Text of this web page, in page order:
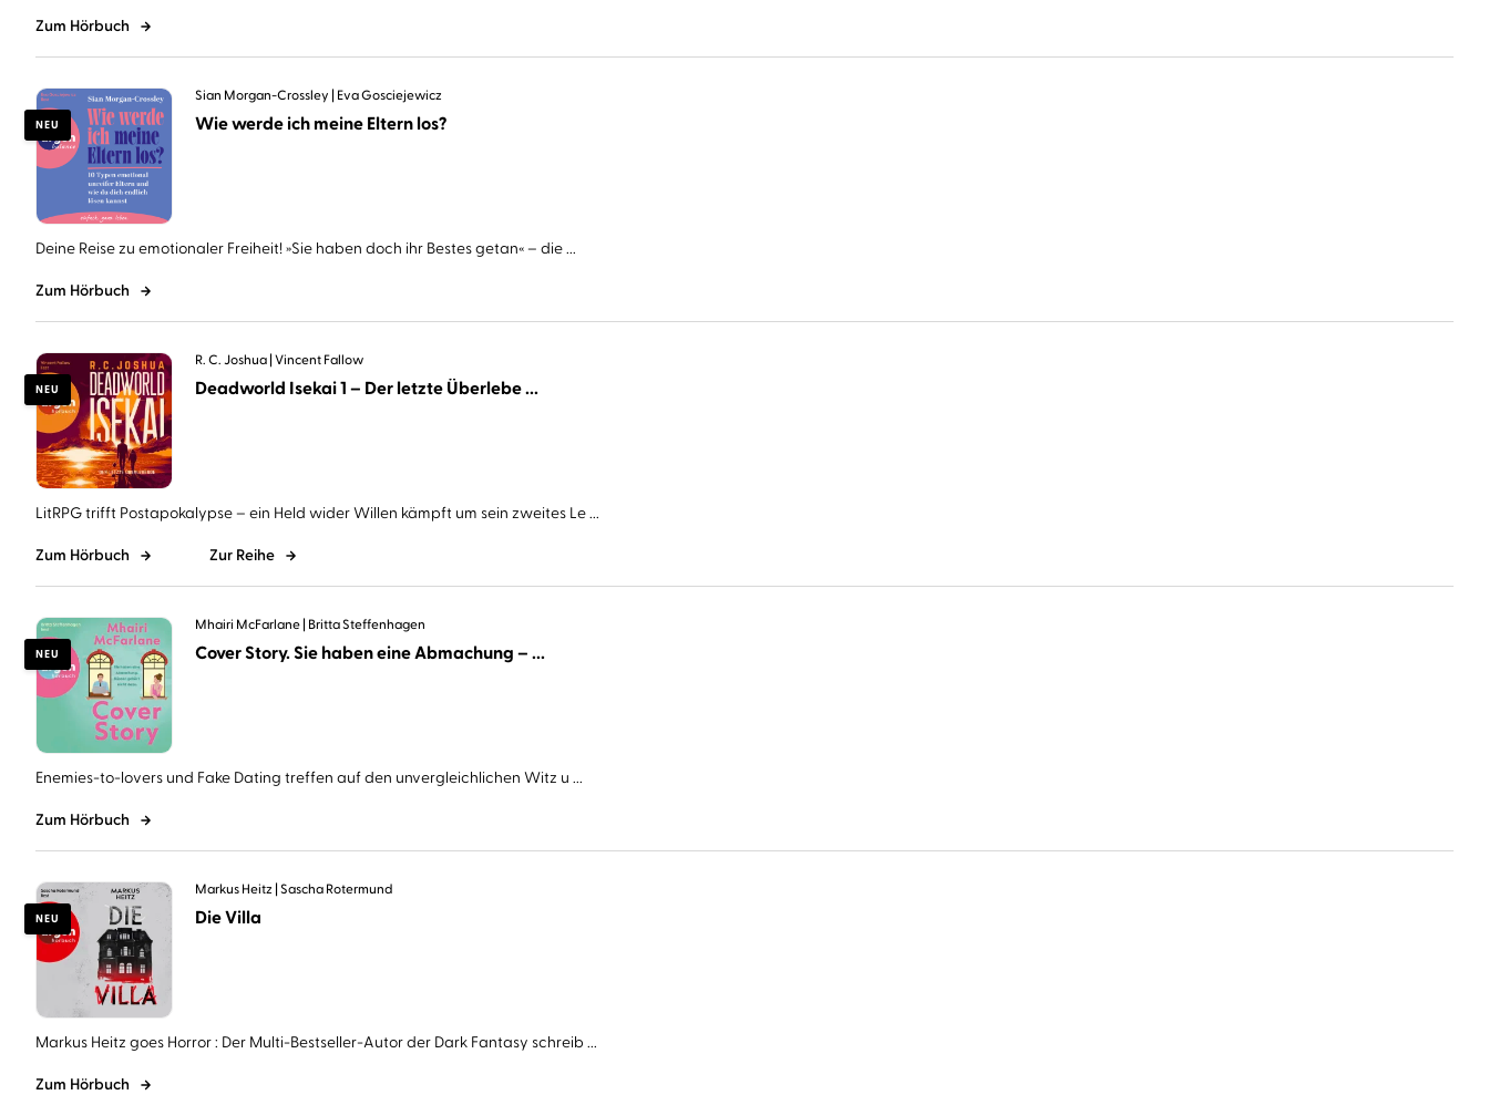
Zum Hörbuch
NEU
Sian Morgan-Crossley Eva Gosciejewicz
Wie werde ich meine Eltern los?
Deine Reise zu emotionaler Freiheit! »Sie haben doch ihr Bestes getan« – die ...
Zum Hörbuch
NEU
R. C. Joshua Vincent Fallow
Deadworld Isekai 1 – Der letzte Überlebe ...
LitRPG trifft Postapokalypse – ein Held wider Willen kämpft um sein zweites Le ...
Zum Hörbuch Zur Reihe
NEU
Mhairi McFarlane Britta Steffenhagen
Cover Story. Sie haben eine Abmachung – ...
Enemies-to-lovers und Fake Dating treffen auf den unvergleichlichen Witz u ...
Zum Hörbuch
NEU
Markus Heitz Sascha Rotermund
Die Villa
Markus Heitz goes Horror : Der Multi-Bestseller-Autor der Dark Fantasy schreib ...
Zum Hörbuch